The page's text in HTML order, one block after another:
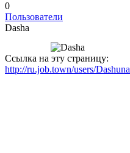
0
Пользователи
Dasha
Ссылка на эту страницу:
http://ru.job.town/users/Dashuna